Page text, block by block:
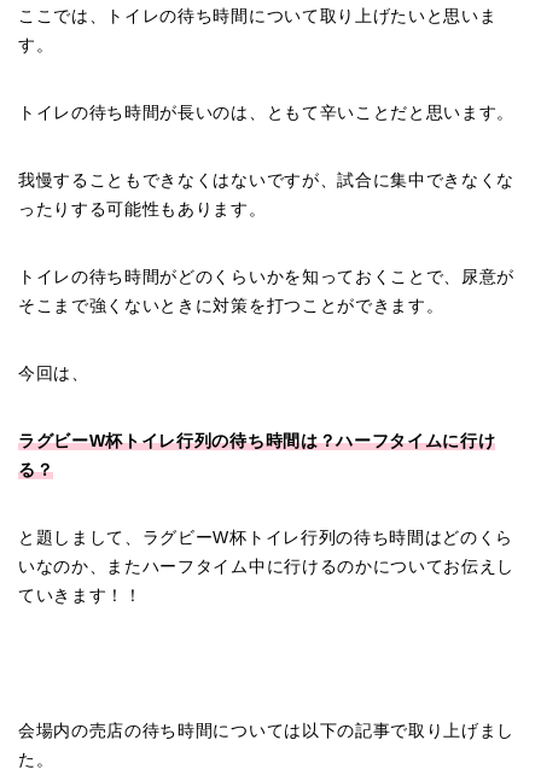
ここでは、トイレの待ち時間について取り上げたいと思いま
す。
トイレの待ち時間が長いのは、ともて辛いことだと思います。
我慢することもできなくはないですが、試合に集中できなくな
ったりする可能性もあります。
トイレの待ち時間がどのくらいかを知っておくことで、尿意が
そこまで強くないときに対策を打つことができます。
今回は、
ラグビーW杯トイレ行列の待ち時間は？ハーフタイムに行け
る？
と題しまして、ラグビーW杯トイレ行列の待ち時間はどのくら
いなのか、またハーフタイム中に行けるのかについてお伝えし
ていきます！！
会場内の売店の待ち時間については以下の記事で取り上げまし
た。